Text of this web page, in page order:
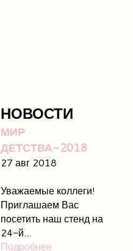
НОВОСТИ
МИР
ДЕТСТВА-2018
27 авг 2018
Уважаемые коллеги!
Приглашаем Вас
посетить наш стенд на
24-й...
Подробнее